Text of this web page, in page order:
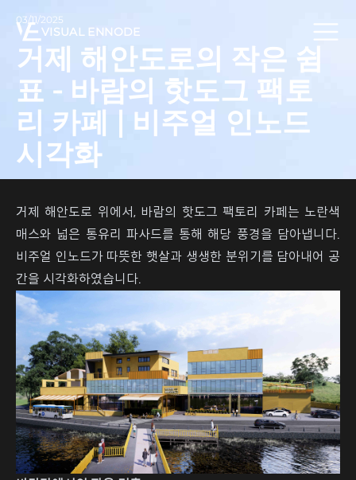
VISUAL ENNODE
03/11/2025
거제 해안도로의 작은 쉼
표 - 바람의 핫도그 팩토
리 카페 | 비주얼 인노드
시각화
거제 해안도로 위에서, 바람의 핫도그 팩토리 카페는 노란색
매스와 넓은 통유리 파사드를 통해 해당 풍경을 담아냅니다.
비주얼 인노드가 따뜻한 햇살과 생생한 분위기를 담아내어 공
간을 시각화하였습니다.